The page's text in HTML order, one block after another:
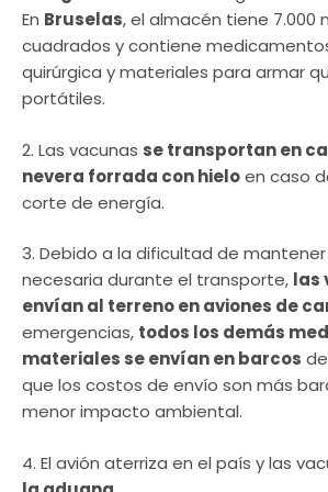
En Bruselas, el almacén tiene 7.000
cuadrados y contiene
quirúrgica y materiales para armar
portátiles.
2. Las vacunas se transportan en
nevera forrada con hieloen caso
corte de energía.
3. Debido a la dificultad de
necesaria durante el transporte, las
envían al terreno en aviones de
emergencias, todos los demás
materiales se envían en barcos
que los costos de envío son más
menor impacto ambiental.
4. El avión aterriza en el país y las